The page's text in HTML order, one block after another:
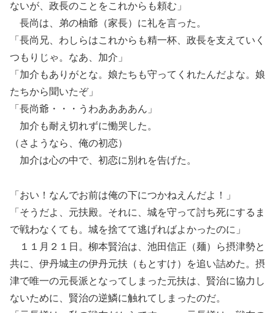
ないが、政長のことをこれからも頼む」
長尚は、弟の柚爺（家長）に礼を言った。
「長尚兄、わしらはこれからも精一杯、政長を支えていく
つもりじゃ。なあ、加介」
「加介もありがとな。娘たちも守ってくれたんだよな。娘
たちから聞いたぞ」
「長尚爺・・・うわああああん」
加介も耐え切れずに慟哭した。
（さようなら、俺の初恋）
加介は心の中で、初恋に別れを告げた。
「おい！なんでお前は俺の下につかねえんだよ！」
「そうだよ、元扶殿。それに、城を守って討ち死にするま
で戦わなくても。城を捨てて逃げればよかったのに」
１１月２１日。柳本賢治は、池田信正（麺）ら摂津勢と
共に、伊丹城主の伊丹元扶（もとすけ）を追い詰めた。摂
津で唯一の元長派となってしまった元扶は、賢治に協力し
ないために、賢治の逆鱗に触れてしまったのだ。